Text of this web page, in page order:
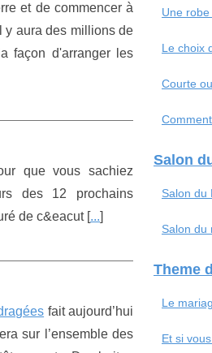
et de commencer à
y aura des millions de
façon d'arranger les
que vous sachiez
des 12 prochains
de c&eacut [...]
fait aujourd’hui
sur l’ensemble des
Une robe
Le choix
Courte
Salon
Salon du
Salon du
Theme
Le
Et si